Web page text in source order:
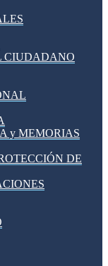
CIUDADANO
y MEMORIAS
DE